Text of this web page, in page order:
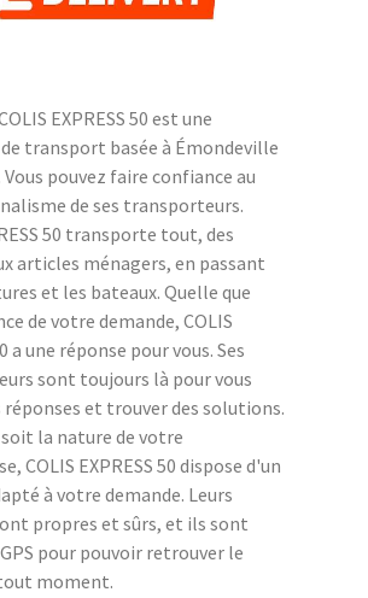
EXPRESS 50 est une
transport basée à Émondeville
Vous pouvez faire confiance au
de ses transporteurs.
50 transporte tout, des
articles ménagers, en passant
et les bateaux. Quelle que
de votre demande, COLIS
a une réponse pour vous. Ses
sont toujours là pour vous
réponses et trouver des solutions.
la nature de votre
COLIS EXPRESS 50 dispose d'un
à votre demande. Leurs
propres et sûrs, et ils sont
pour pouvoir retrouver le
moment.